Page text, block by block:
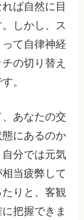
ば自然に目
しかし、ス
て自律神経
の切り替え
。
あなたの交
にあるのか
分では元気
当疲弊して
りと、客観
把握できま